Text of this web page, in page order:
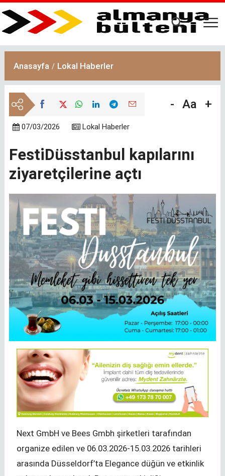
Ana
içeriğe
Anasayfa Lokal Haberler
- Aa +
07/03/2026 Lokal Haberler
FestiDüsstanbul kapılarını
ziyaretçilerine açtı
Next GmbH ve Bees Gmbh şirketleri tarafından
organize edilen ve 06.03.2026-15.03.2026 tarihleri
arasında Düsseldorf’ta Elegance düğün ve etkinlik